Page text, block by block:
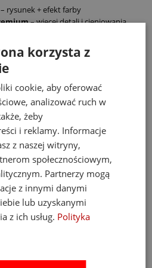
– rysunek + efekt farby
– więcej detali i cieniowania
robią różnicę?
jeśli kredki:
użyciu.
tylko kredki, które:
,
,
rączek,
.
ale ogromna dla dziecka.
wszystkim
korzysta z
cookie, aby oferować
analizować ruch w
żeby
i reklamy. Informacje
z naszej witryny,
społecznościowym,
Partnerzy mogą
z innymi danymi
lub uzyskanymi
z ich usług. Polityka